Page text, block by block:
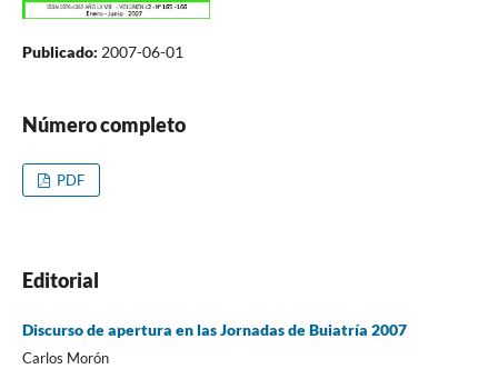
Publicado: 2007-06-01
Número completo
PDF
Editorial
Discurso de apertura en las Jornadas de Buiatría 2007
Carlos Morón